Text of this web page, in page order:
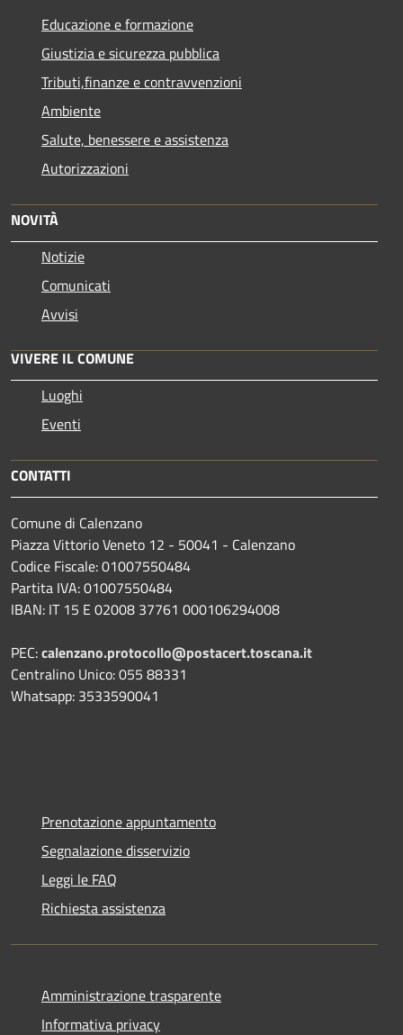
Educazione e formazione
Giustizia e sicurezza pubblica
Tributi,finanze e contravvenzioni
Ambiente
Salute, benessere e assistenza
Autorizzazioni
NOVITÀ
Notizie
Comunicati
Avvisi
VIVERE IL COMUNE
Luoghi
Eventi
CONTATTI
Comune di Calenzano
Piazza Vittorio Veneto 12 - 50041 - Calenzano
Codice Fiscale: 01007550484
Partita IVA: 01007550484
IBAN: IT 15 E 02008 37761 000106294008
PEC:calenzano.protocollo@postacert.toscana.it
Centralino Unico: 055 88331
Whatsapp: 3533590041
Prenotazione appuntamento
Segnalazione disservizio
Leggi le FAQ
Richiesta assistenza
Amministrazione trasparente
Informativa privacy